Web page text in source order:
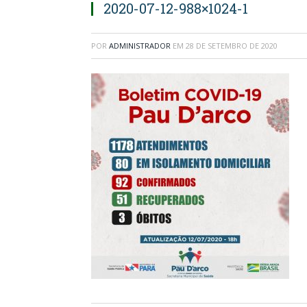
2020-07-12-988×1024-1
POR ADMINISTRADOR EM 28 DE SETEMBRO DE 2020